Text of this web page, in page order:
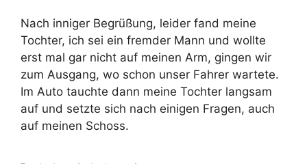
Nach inniger Begrüßung, leider fand meine
Tochter, ich sei ein fremder Mann und wollte
erst mal gar nicht auf meinen Arm, gingen wir
zum Ausgang, wo schon unser Fahrer wartete.
Im Auto tauchte dann meine Tochter langsam
auf und setzte sich nach einigen Fragen, auch
auf meinen Schoss.